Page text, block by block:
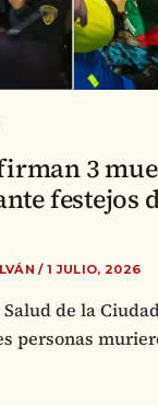
3
festejos
/ 1 JULIO, 2026
de la
personas